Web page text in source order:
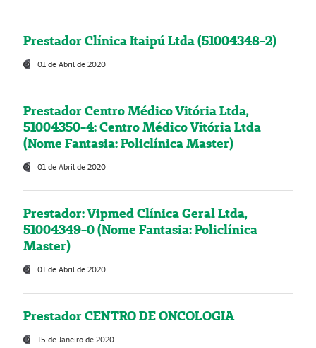
Prestador Clínica Itaipú Ltda (51004348-2)
01 de Abril de 2020
Prestador Centro Médico Vitória Ltda,
51004350-4: Centro Médico Vitória Ltda
(Nome Fantasia: Policlínica Master)
01 de Abril de 2020
Prestador: Vipmed Clínica Geral Ltda,
51004349-0 (Nome Fantasia: Policlínica
Master)
01 de Abril de 2020
Prestador CENTRO DE ONCOLOGIA
15 de Janeiro de 2020